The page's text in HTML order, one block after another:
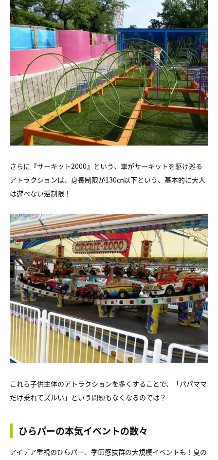
さらに『サーキット2000』という、車がサーキットを駆け巡る
アトラクションは、身長制限が130㎝以下という、基本的に大人
は遊べない逆制限！
これら子供主体のアトラクションを多くすることで、「パパママ
だけ乗れてズルい」という問題もなくなるのでは？
ひらパーの本気イベントの数々
アイデア重視のひらパー、季節感抜群の大規模イベントも！夏の